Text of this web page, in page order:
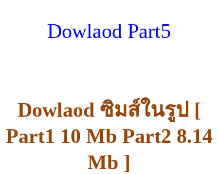
Dowlaod Part5
Dowlaod ซิมส์ในรูป [
Part1 10 Mb Part2 8.14
Mb ]